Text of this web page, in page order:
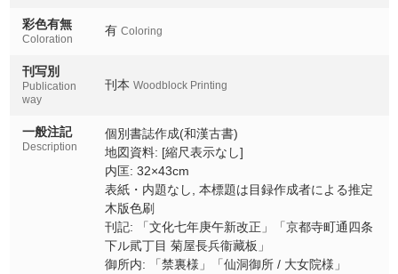
彩色有無
Coloration
有 Coloring
刊写別
Publication
way
刊本 Woodblock Printing
一般注記
Description
個別書誌作成(和漢古書)
地図資料: [縮尺表示なし]
内匡: 32×43cm
表紙・内題なし, 本標題は目録作成者による推定
木版色刷
刊記: 「文化七年庚午新改正」「京都寺町通四条
下ル貮丁目 菊屋長兵衞藏板」
御所内: 「禁裏様」「仙洞御所 / 大女院様」